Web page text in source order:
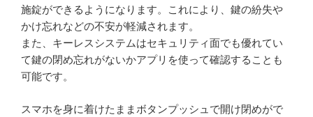
施錠ができるようになります。これにより、鍵の紛失や
かけ忘れなどの不安が軽減されます。
また、キーレスシステムはセキュリティ面でも優れてい
て鍵の閉め忘れがないかアプリを使って確認することも
可能です。
スマホを身に着けたままボタンプッシュで開け閉めがで